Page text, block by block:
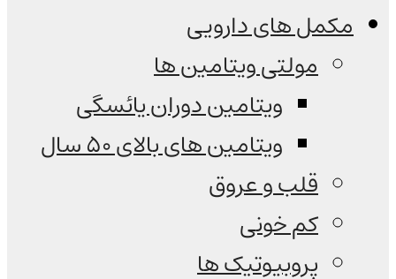
مکمل های دارویی
مولتی ویتامین ها
ویتامین دوران یائسگی
ویتامین های بالای 50 سال
قلب و عروق
کم خونی
پروبیوتیک ها